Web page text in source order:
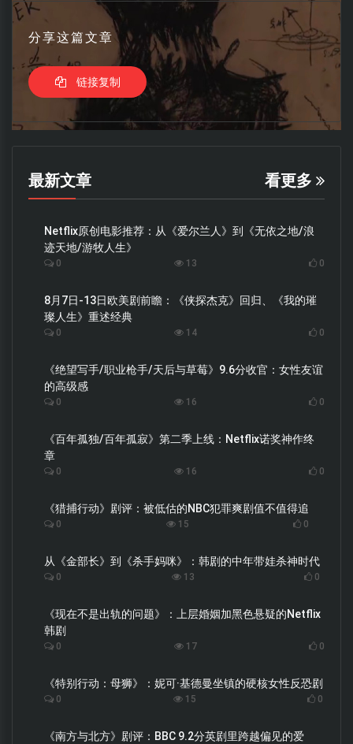
分享这篇文章
链接复制
最新文章 看更多
Netflix原创电影推荐：从《爱尔兰人》到《无依之地/浪
迹天地/游牧人生》
0 13 0
8月7日-13日欧美剧前瞻：《侠探杰克》回归、《我的璀
璨人生》重述经典
0 14 0
《绝望写手/职业枪手/天后与草莓》9.6分收官：女性友谊
的高级感
0 16 0
《百年孤独/百年孤寂》第二季上线：Netflix诺奖神作终
章
0 16 0
《猎捕行动》剧评：被低估的NBC犯罪爽剧值不值得追
0 15 0
从《金部长》到《杀手妈咪》：韩剧的中年带娃杀神时代
0 13 0
《现在不是出轨的问题》：上层婚姻加黑色悬疑的Netflix
韩剧
0 17 0
《特别行动：母狮》：妮可·基德曼坐镇的硬核女性反恐剧
0 15 0
《南方与北方》剧评：BBC 9.2分英剧里跨越偏见的爱